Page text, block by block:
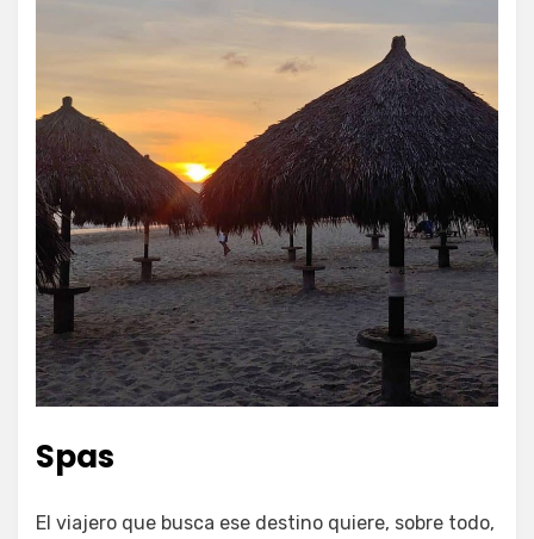
Spas
El viajero que busca ese destino quiere, sobre todo,